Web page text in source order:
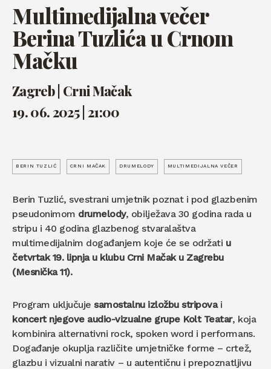
Multimedijalna večer
Berina Tuzlića u Crnom
Mačku
Zagreb | Crni Mačak
19. 06. 2025 | 21:00
BERIN TUZLIĆ CRNI MAČAK DRUMELODY MULTIMEDIJALNA VEČER
Berin Tuzlić, svestrani umjetnik poznat i pod glazbenim
pseudonimom drumelody, obilježava 30 godina rada u
stripu i 40 godina glazbenog stvaralaštva
multimedijalnim događanjem koje će se održati u
četvrtak 19. lipnja u klubu Crni Mačak u Zagrebu
(Mesnička 11).
Program uključujesamostalnu izložbu stripovai
koncert njegove audio-vizualne grupe Kolt Teatar, koja
kombinira alternativni rock, spoken word i performans.
Događanje okuplja različite umjetničke forme – crtež,
glazbu i vizualni narativ – u autentičnu i prepoznatljivu